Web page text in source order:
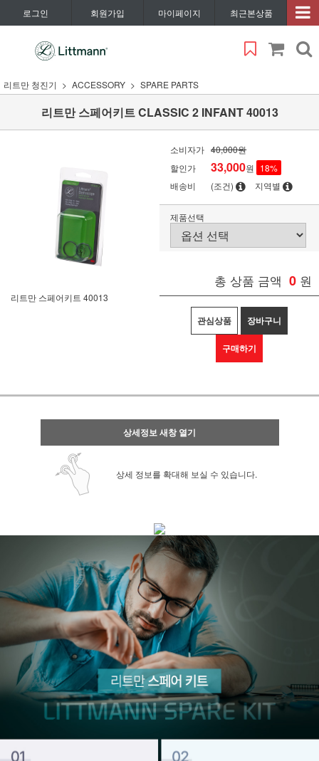
로그인 회원가입 마이페이지 최근본상품
리트만 청진기 ACCESSORY SPARE PARTS
리트만 스페어키트 CLASSIC 2 INFANT 40013
리트만 스페어키트 40013
소비자가 40,000원
할인가
33,000원 18%
배송비
(조건) 지역별
제품선택
총 상품 금액 0 원
관심상품 장바구니
구매하기
상세정보 새창 열기
상세 정보를 확대해 보실 수 있습니다.